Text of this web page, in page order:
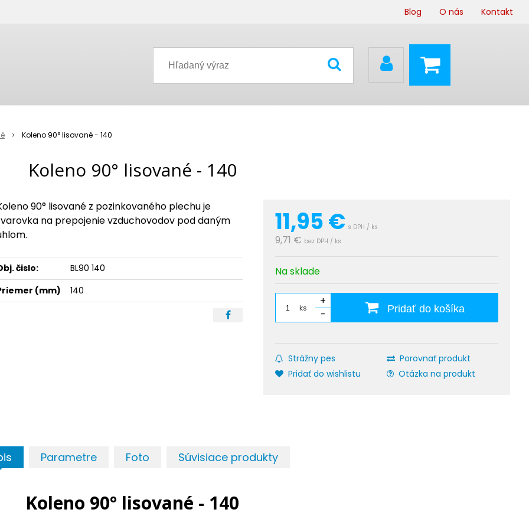
Blog O nás Kontakt
Koleno 90° lisované - 140
Koleno 90° lisované - 140
11,95€ s DPH / ks
9,71 € bez DPH / ks
Na sklade
ks
+
-
Pridať do košíka
Strážny pes
Porovnať produkt
Pridať do wishlistu
Otázka na produkt
90° lisované z pozinkovaného plechu je
na prepojenie vzduchovodov pod daným
čislo:
BL90 140
(mm)
140
Parametre Foto Súvisiace produkty
Koleno 90° lisované - 140